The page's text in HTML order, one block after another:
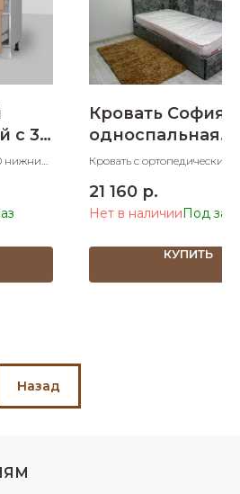
с 3
нижний
Кровать София
односпальная
900х2000
Кровать с ортопедическим
ШхД спальное место
21 160 р.
Нет в наличии
КУПИТЬ
Назад